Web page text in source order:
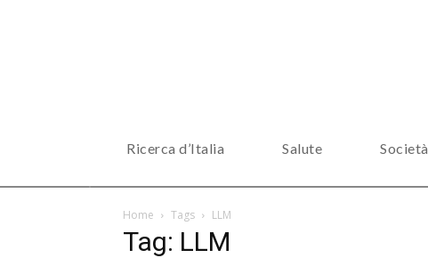
Ricerca d’Italia Salute Società
Home Tags LLM
Tag: LLM